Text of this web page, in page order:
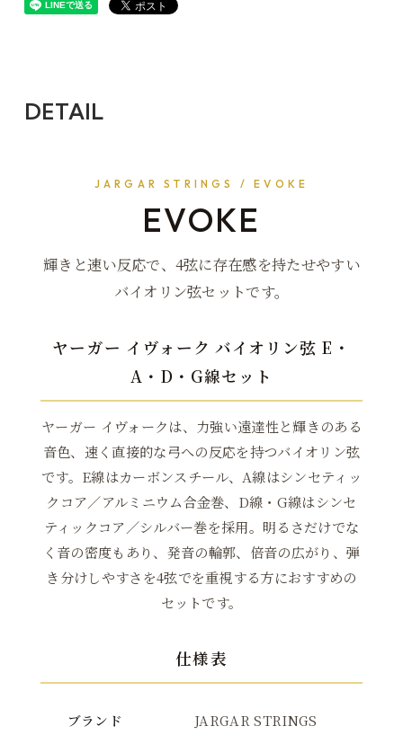
DETAIL
JARGAR STRINGS / EVOKE
EVOKE
輝きと速い反応で、4弦に存在感を持たせやすい
バイオリン弦セットです。
ヤーガー イヴォーク バイオリン弦 E・
A・D・G線セット
ヤーガー イヴォークは、力強い遠達性と輝きのある
音色、速く直接的な弓への反応を持つバイオリン弦
です。E線はカーボンスチール、A線はシンセティッ
クコア／アルミニウム合金巻、D線・G線はシンセ
ティックコア／シルバー巻を採用。明るさだけでな
く音の密度もあり、発音の輪郭、倍音の広がり、弾
き分けしやすさを4弦でを重視する方におすすめの
セットです。
仕様表
ブランド JARGAR STRINGS